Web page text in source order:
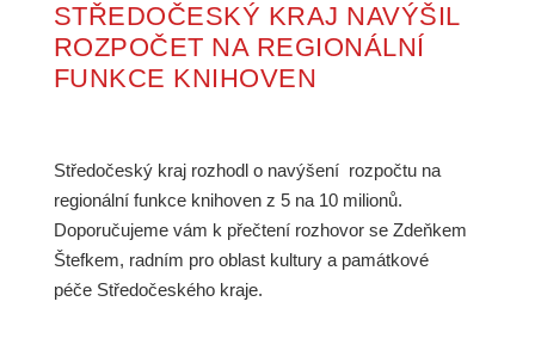
STŘEDOČESKÝ KRAJ NAVÝŠIL
ROZPOČET NA REGIONÁLNÍ
FUNKCE KNIHOVEN
Středočeský kraj rozhodl o navýšení rozpočtu na
regionální funkce knihoven z 5 na 10 milionů.
Doporučujeme vám k přečtení rozhovor se Zdeňkem
Štefkem, radním pro oblast kultury a památkové
péče Středočeského kraje.